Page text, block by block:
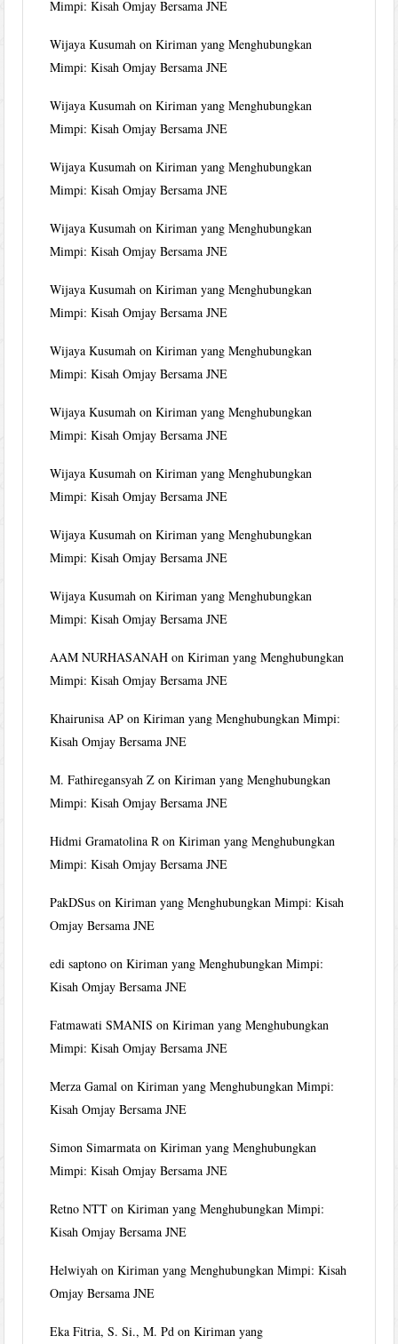
Mimpi: Kisah Omjay Bersama JNE
Wijaya Kusumah onKiriman yang Menghubungkan
Mimpi: Kisah Omjay Bersama JNE
Wijaya Kusumah onKiriman yang Menghubungkan
Mimpi: Kisah Omjay Bersama JNE
Wijaya Kusumah onKiriman yang Menghubungkan
Mimpi: Kisah Omjay Bersama JNE
Wijaya Kusumah onKiriman yang Menghubungkan
Mimpi: Kisah Omjay Bersama JNE
Wijaya Kusumah onKiriman yang Menghubungkan
Mimpi: Kisah Omjay Bersama JNE
Wijaya Kusumah onKiriman yang Menghubungkan
Mimpi: Kisah Omjay Bersama JNE
Wijaya Kusumah onKiriman yang Menghubungkan
Mimpi: Kisah Omjay Bersama JNE
Wijaya Kusumah onKiriman yang Menghubungkan
Mimpi: Kisah Omjay Bersama JNE
Wijaya Kusumah onKiriman yang Menghubungkan
Mimpi: Kisah Omjay Bersama JNE
Wijaya Kusumah onKiriman yang Menghubungkan
Mimpi: Kisah Omjay Bersama JNE
AAM NURHASANAH onKiriman yang Menghubungkan
Mimpi: Kisah Omjay Bersama JNE
Khairunisa AP onKiriman yang Menghubungkan Mimpi:
Kisah Omjay Bersama JNE
M. Fathiregansyah Z onKiriman yang Menghubungkan
Mimpi: Kisah Omjay Bersama JNE
Hidmi Gramatolina R onKiriman yang Menghubungkan
Mimpi: Kisah Omjay Bersama JNE
PakDSus onKiriman yang Menghubungkan Mimpi: Kisah
Omjay Bersama JNE
edi saptono onKiriman yang Menghubungkan Mimpi:
Kisah Omjay Bersama JNE
Fatmawati SMANIS onKiriman yang Menghubungkan
Mimpi: Kisah Omjay Bersama JNE
Merza Gamal onKiriman yang Menghubungkan Mimpi:
Kisah Omjay Bersama JNE
Simon Simarmata onKiriman yang Menghubungkan
Mimpi: Kisah Omjay Bersama JNE
Retno NTT onKiriman yang Menghubungkan Mimpi:
Kisah Omjay Bersama JNE
Helwiyah onKiriman yang Menghubungkan Mimpi: Kisah
Omjay Bersama JNE
Eka Fitria, S. Si., M. Pd onKiriman yang